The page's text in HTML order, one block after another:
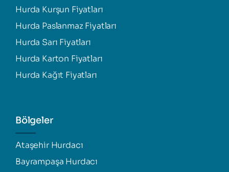
Hurda Kurşun Fiyatları
Hurda Paslanmaz Fiyatları
Hurda Sarı Fiyatları
Hurda Karton Fiyatları
Hurda Kağıt Fiyatları
Bölgeler
Ataşehir Hurdacı
Bayrampaşa Hurdacı